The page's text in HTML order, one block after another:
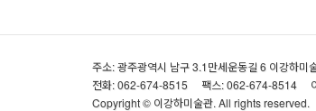
주소: 광주광역시 남구 3.1만세운동길 6 이강하미
전화: 062-674-8515
팩스: 062-674-8514
Copyright © 이강하미술관. All rights reserved.